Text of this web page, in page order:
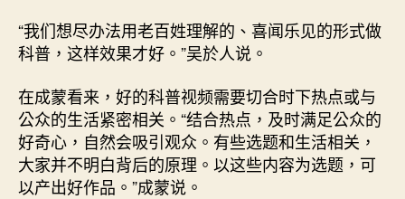
“我们想尽办法用老百姓理解的、喜闻乐见的形式做
科普，这样效果才好。”吴於人说。
在成蒙看来，好的科普视频需要切合时下热点或与
公众的生活紧密相关。“结合热点，及时满足公众的
好奇心，自然会吸引观众。有些选题和生活相关，
大家并不明白背后的原理。以这些内容为选题，可
以产出好作品。”成蒙说。